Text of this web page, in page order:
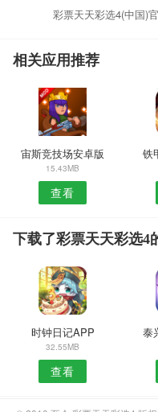
彩票天天彩选4(中国)
相关应用推荐
宙斯竞技场安卓版
15.43MB
查看
铁
下载了彩票天天彩选4
时钟日记APP
32.55MB
查看
泰